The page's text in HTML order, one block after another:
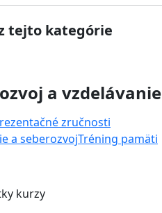
tejto kategórie
a vzdelávanie
zručnosti
a seberozvojTréning pamäti
kurzy